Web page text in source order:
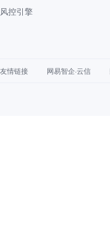
风控引擎
友情链接 网易智企·云信